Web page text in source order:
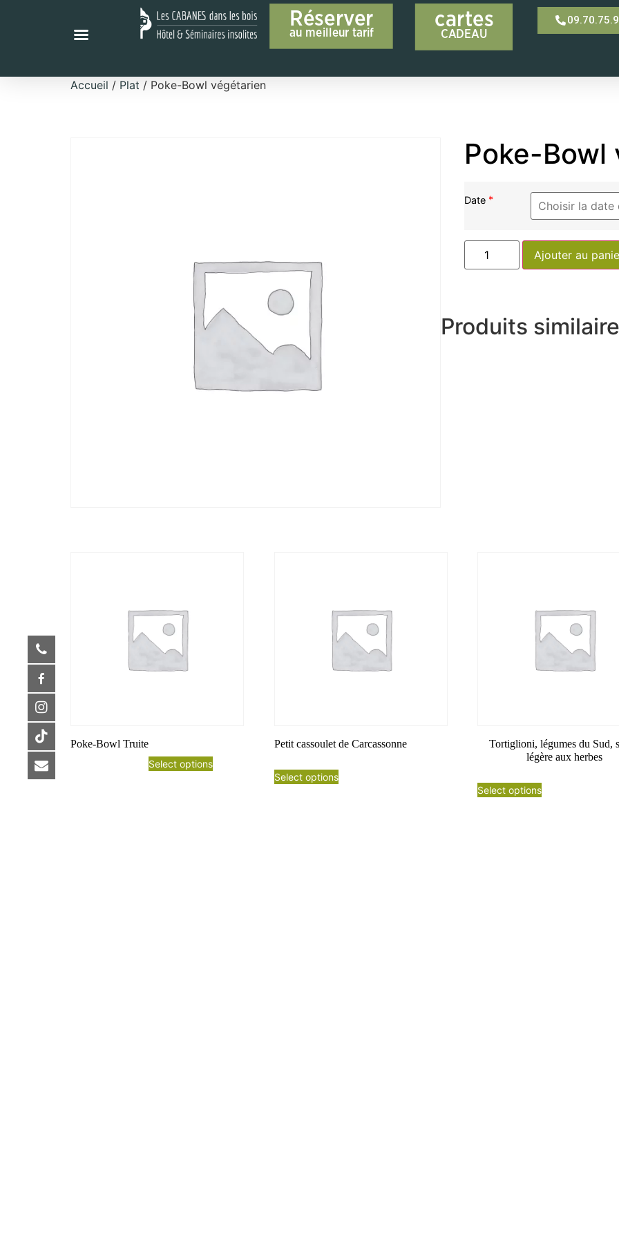
Réserver
au meilleur tarif
cartes
CADEAU
Accueil / Plat / Poke-Bowl végétarien
Poke-Bowl
Date *
Ajouter au
Produits
Poke-Bowl Truite
Select options
Petit cassoulet de Carcassonne
Select options
Tortiglioni, légumes du Sud,
légère aux herbes
Select options